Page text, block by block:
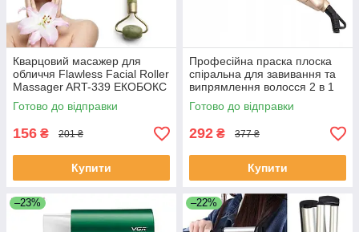
Кварцовий масажер для
обличчя Flawless Facial Roller
Massager ART-339 ЕКОБОКС
Готово до відправки
156 ₴ 201 ₴
Купити
Професійна праска плоска
спіральна для завивання та
випрямлення волосся 2 в 1
Hair Curling Iron WA-1
ЕКОБОКС
Готово до відправки
292 ₴ 377 ₴
Купити
–23% –22%